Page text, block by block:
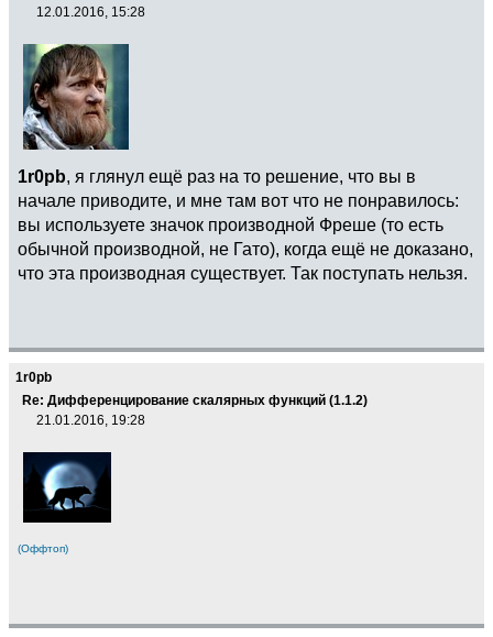
12.01.2016, 15:28
1r0pb, я глянул ещё раз на то решение, что вы в
начале приводите, и мне там вот что не понравилось:
вы используете значок производной Фреше (то есть
обычной производной, не Гато), когда ещё не доказано,
что эта производная существует. Так поступать нельзя.
1r0pb
Re: Дифференцирование скалярных функций (1.1.2)
21.01.2016, 19:28
(Оффтоп)